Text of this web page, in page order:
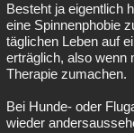
Besteht ja eigentlich
eine Spinnenphobie
täglichen Leben auf
erträglich, also wenn
Therapie zumachen.
Bei Hunde- oder
wieder